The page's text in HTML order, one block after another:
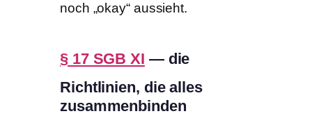
noch „okay“ aussieht.
§ 17 SGB XI — die
Richtlinien, die alles
zusammenbinden